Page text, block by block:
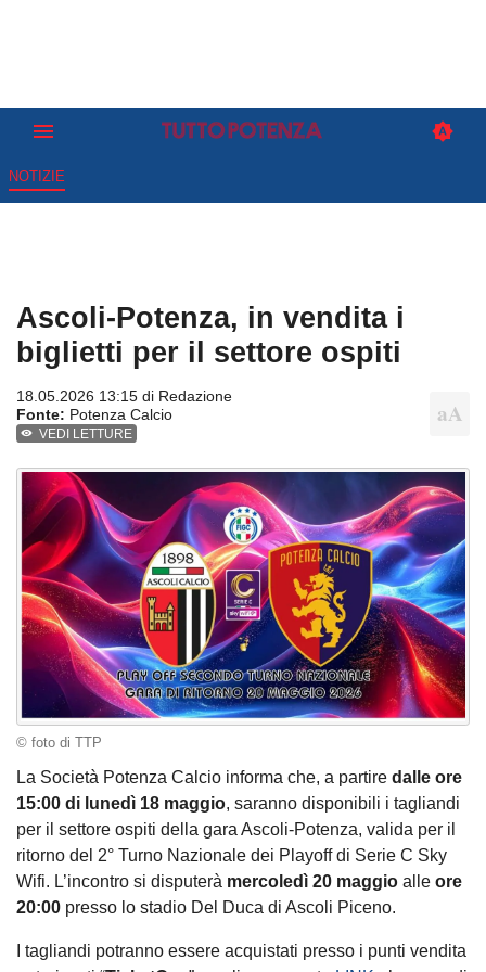
NOTIZIE
Ascoli-Potenza, in vendita i
biglietti per il settore ospiti
18.05.2026 13:15 di Redazione
Fonte: Potenza Calcio
VEDI LETTURE
© foto di TTP
La Società Potenza Calcio informa che, a partire dalle ore
15:00 di lunedì 18 maggio, saranno disponibili i tagliandi
per il settore ospiti della gara Ascoli-Potenza, valida per il
ritorno del 2° Turno Nazionale dei Playoff di Serie C Sky
Wifi. L’incontro si disputerà mercoledì 20 maggio alle ore
20:00 presso lo stadio Del Duca di Ascoli Piceno.
I tagliandi potranno essere acquistati presso i punti vendita